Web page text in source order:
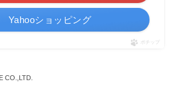
Yahooショッピング
ポチップ
CO.,LTD.